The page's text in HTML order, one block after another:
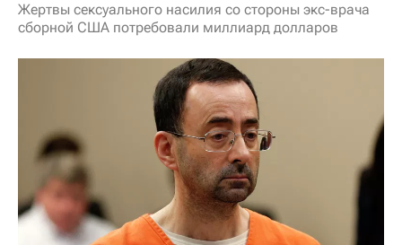
Жертвы сексуального насилия со стороны экс-врача
сборной США потребовали миллиард долларов